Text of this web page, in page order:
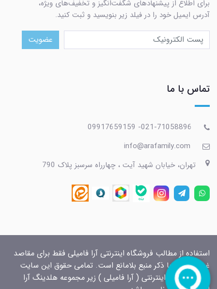
برای اطلاع از پیشنهادهای شگفت‌انگیز و تخفیف‌های ویژه،
آدرس ایمیل خود را در فیلد زیر بنویسید و ثبت کنید.
عضویت
تماس با ما
تهران، خیابان شهید آیت ، چهارراه سرسبز پلاک 790
استفاده از مطالب فروشگاه اینترنتی آرا فامیلی فقط برای مقاصد
غیرتجاری و با ذکر منبع بلامانع است. تمامی حقوق این سایت
برای فروشگاه اینترنتی ( آرا فامیلی ) زیر مجموعه هلدینگ آرا